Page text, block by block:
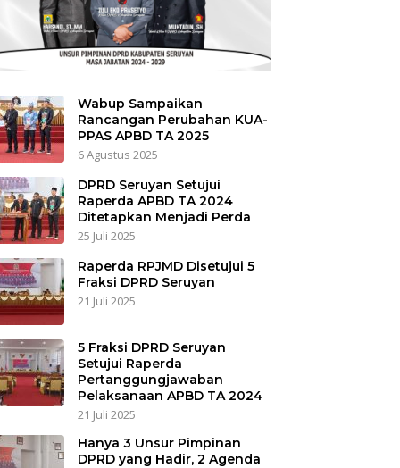
Wabup Sampaikan
Rancangan Perubahan KUA-
PPAS APBD TA 2025
6 Agustus 2025
DPRD Seruyan Setujui
Raperda APBD TA 2024
Ditetapkan Menjadi Perda
25 Juli 2025
Raperda RPJMD Disetujui 5
Fraksi DPRD Seruyan
21 Juli 2025
5 Fraksi DPRD Seruyan
Setujui Raperda
Pertanggungjawaban
Pelaksanaan APBD TA 2024
21 Juli 2025
Hanya 3 Unsur Pimpinan
DPRD yang Hadir, 2 Agenda